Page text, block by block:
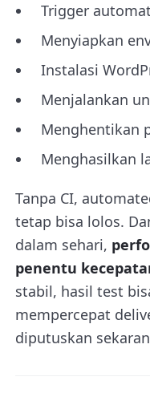
Trigger
Menyiapkan
Instalasi
Menjalankan
Menghentikan
Menghasilkan
Tanpa CI,
tetap bisa lolos.
dalam sehari,
penentu
stabil, hasil test
mempercepat
diputuskan